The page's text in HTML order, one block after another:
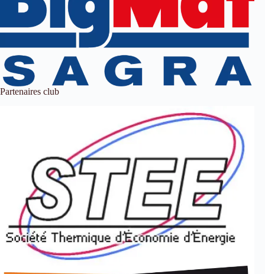
Partenaires club